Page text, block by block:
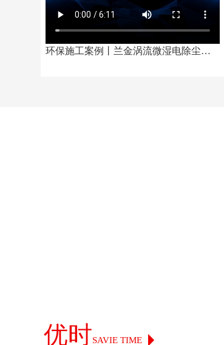
环保施工案例丨兰金涡流微湿电除尘除雾脱硫脱白技术
优时SAVIE TIME